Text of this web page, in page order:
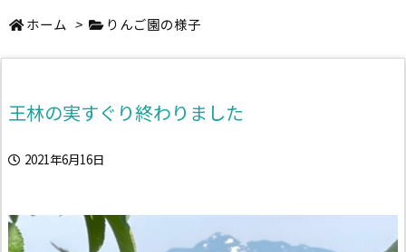
ホーム > りんご園の様子
王林の実すぐり終わりました
2021年6月16日